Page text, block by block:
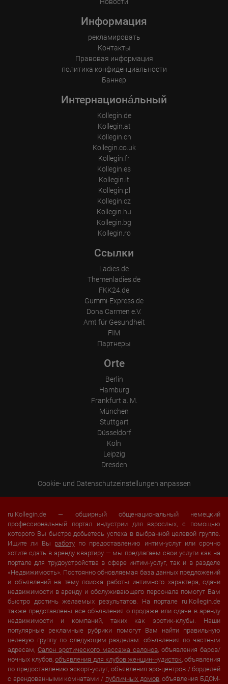
Информация
рекламировать
Контакты
Правовая информация
политика конфиденциальности
Баннер
Интернациона́льный
Kollegin.de
Kollegin.at
Kollegin.ch
Kollegin.co.uk
Kollegin.fr
Kollegin.es
Kollegin.it
Kollegin.pl
Kollegin.cz
Kollegin.hu
Kollegin.bg
Kollegin.ro
Ссылки
Ladies.de
Themenladies.de
FKK24.de
Gummi-Express.de
Dona Carmen e.V.
Amt für Gesundheit
FIM
Партнеры
Orte
Berlin
Hamburg
Frankfurt a. M.
München
Stuttgart
Düsseldorf
Köln
Leipzig
Dresden
Cookie- und Datenschutzeinstellungen anpassen
ru.Kollegin.de — обширный общенациональный немецкий
профессиональный портал индустрии для взрослых, с помощью
которого Вы быстро добьетесь успеха в выбранной целевой группе.
Ищите ли Вы работупо предоставлению интим-услуг или срочно
хотите сдать в аренду квартиру — мы предлагаем свои услуги как на
портале для трудоустройства в сфере интим-услуг, так и в разделе
«Недвижимость». Постоянно обновляемая база данных предложений
и объявлений на тему поиска работы интимного характера, сдачи
недвижимости в аренду и обслуживающего персонала помогут Вам
быстро достичь желаемых результатов. На портале ru.Kollegin.de
также представлены все объявления о продаже или сдаче в аренду
недвижимости и компаний, таких как эротик-клубы. Наши
популярные рекламные рубрики помогут Вам найти правильную
целевую группу по следующим разделам: объявления по частным
адресам, Салон эротического массажа салонов, объявления баров/
ночных клубов,объявления для клубов женщин-нудисток, объявления
по предоставлению эскорт-услуг, объявления эро-центров / борделей
с арендованными комнатами / публичных домов, объявления БДСМ-